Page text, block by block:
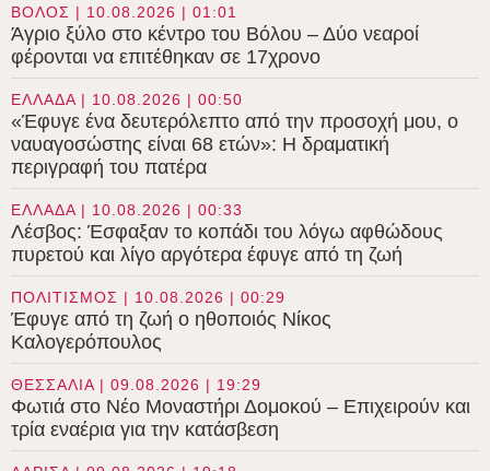
ΒΟΛΟΣ | 10.08.2026 | 01:01
Άγριο ξύλο στο κέντρο του Βόλου – Δύο νεαροί
φέρονται να επιτέθηκαν σε 17χρονο
ΕΛΛΑΔΑ | 10.08.2026 | 00:50
«Έφυγε ένα δευτερόλεπτο από την προσοχή μου, ο
ναυαγοσώστης είναι 68 ετών»: Η δραματική
περιγραφή του πατέρα
ΕΛΛΑΔΑ | 10.08.2026 | 00:33
Λέσβος: Έσφαξαν το κοπάδι του λόγω αφθώδους
πυρετού και λίγο αργότερα έφυγε από τη ζωή
ΠΟΛΙΤΙΣΜΟΣ | 10.08.2026 | 00:29
Έφυγε από τη ζωή ο ηθοποιός Νίκος
Καλογερόπουλος
ΘΕΣΣΑΛΙΑ | 09.08.2026 | 19:29
Φωτιά στο Νέο Μοναστήρι Δομοκού – Επιχειρούν και
τρία εναέρια για την κατάσβεση